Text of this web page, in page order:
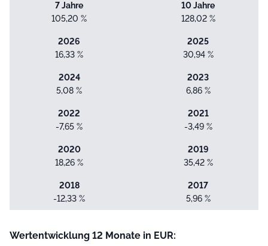
7 Jahre
105,20 %
10 Jahre
128,02 %
2026
16,33 %
2025
30,94 %
2024
5,08 %
2023
6,86 %
2022
-7,65 %
2021
-3,49 %
2020
18,26 %
2019
35,42 %
2018
-12,33 %
2017
5,96 %
Wertentwicklung 12 Monate in EUR: